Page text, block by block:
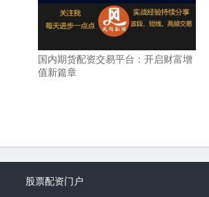
国内期货配资交易平台：开启财富增
值新篇章
股票配资门户